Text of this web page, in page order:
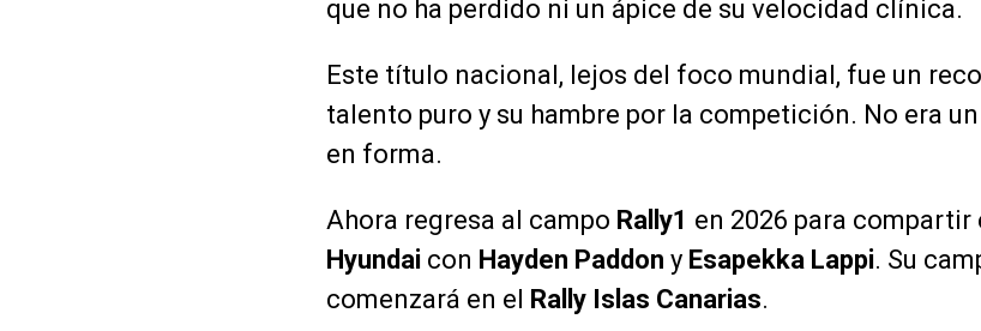
que no ha perdido ni un ápice de su velocidad clínica.
Este título nacional, lejos del foco mundial, fue un
talento puro y su hambre por la competición. No era
en forma.
Ahora regresa al campo Rally1 en 2026 para
Hyundai con Hayden Paddon y Esapekka Lappi. Su
comenzará en el Rally Islas Canarias.